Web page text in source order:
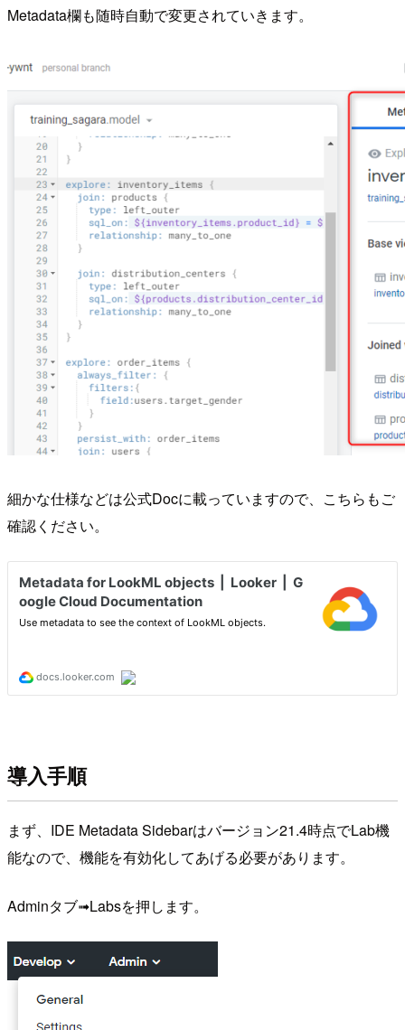
Metadata欄も随時自動で変更されていきます。
細かな仕様などは公式Docに載っていますので、こちらもご
確認ください。
導入手順
まず、IDE Metadata Sidebarはバージョン21.4時点でLab機
能なので、機能を有効化してあげる必要があります。
Adminタブ➟Labsを押します。